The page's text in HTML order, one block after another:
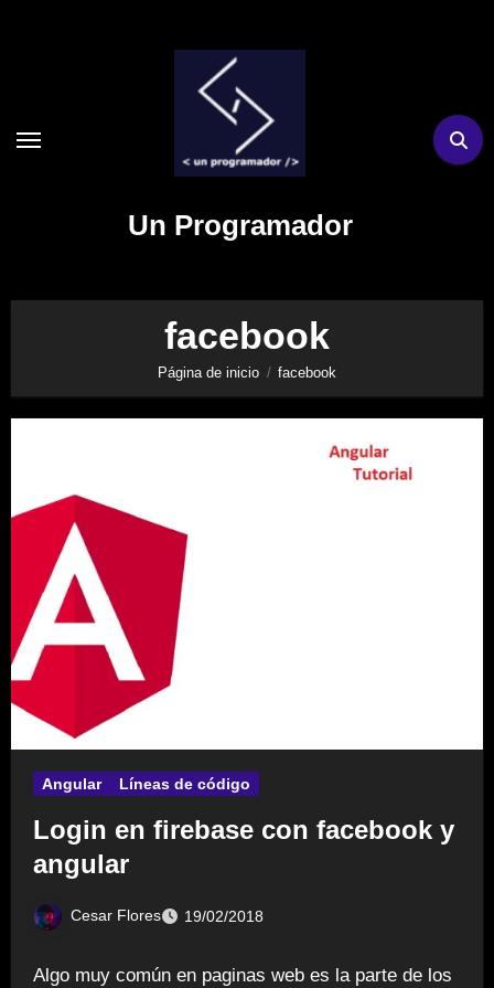
Un Programador
facebook
Página de inicio facebook
Angular Líneas de código
Login en firebase con facebook y
angular
Cesar Flores 19/02/2018
Algo muy común en paginas web es la parte de los